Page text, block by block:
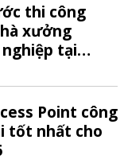
thi công
xưởng
tại
Point công
tốt nhất cho